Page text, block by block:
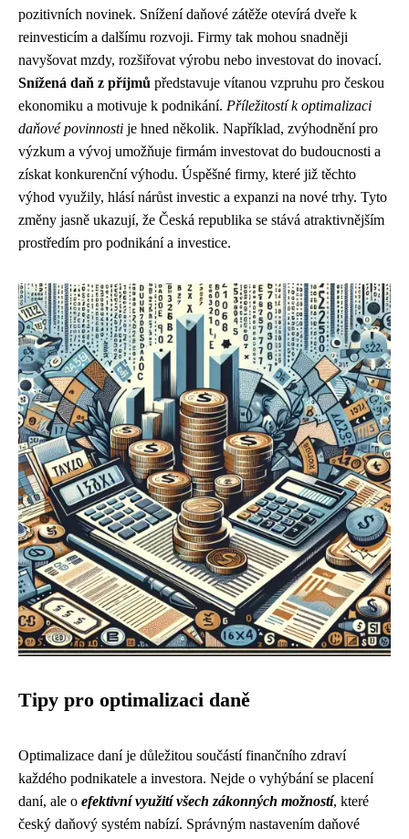
pozitivních novinek. Snížení daňové zátěže otevírá dveře k
reinvesticím a dalšímu rozvoji. Firmy tak mohou snadněji
navyšovat mzdy, rozšiřovat výrobu nebo investovat do inovací.
Snížená daň z příjmů představuje vítanou vzpruhu pro českou
ekonomiku a motivuje k podnikání. Příležitostí k optimalizaci
daňové povinnosti je hned několik. Například, zvýhodnění pro
výzkum a vývoj umožňuje firmám investovat do budoucnosti a
získat konkurenční výhodu. Úspěšné firmy, které již těchto
výhod využily, hlásí nárůst investic a expanzi na nové trhy. Tyto
změny jasně ukazují, že Česká republika se stává atraktivnějším
prostředím pro podnikání a investice.
Tipy pro optimalizaci daně
Optimalizace daní je důležitou součástí finančního zdraví
každého podnikatele a investora. Nejde o vyhýbání se placení
daní, ale o efektivní využití všech zákonných možností, které
český daňový systém nabízí. Správným nastavením daňové